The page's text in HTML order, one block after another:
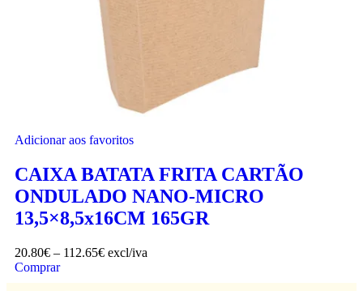
Adicionar aos favoritos
CAIXA BATATA FRITA CARTÃO
ONDULADO NANO-MICRO
13,5×8,5x16CM 165GR
20.80€ – 112.65€ excl/iva
Comprar